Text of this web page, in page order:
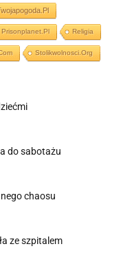
Prisonplanet.pl Religia
Stolikwolnosci.org
do sabotażu
chaosu
ze szpitalem